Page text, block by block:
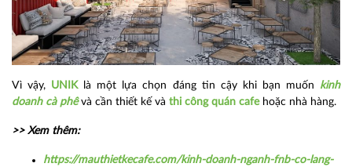
Vì vậy, UNIKlà một lựa chọn đáng tin cậy khi bạn muốn kinh
doanh cà phêvà cần thiết kế và thi công quán cafehoặc nhà hàng.
>> Xem thêm:
https://mauthietkecafe.com/kinh-doanh-nganh-fnb-co-lang-